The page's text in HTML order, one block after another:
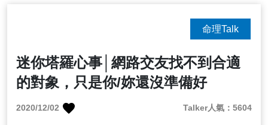
迷你塔羅心事│網路交友找不到合適
的對象，只是你/妳還沒準備好
命理Talk
2020/12/02 Talker人氣：5604